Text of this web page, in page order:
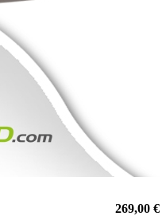
269,00 €